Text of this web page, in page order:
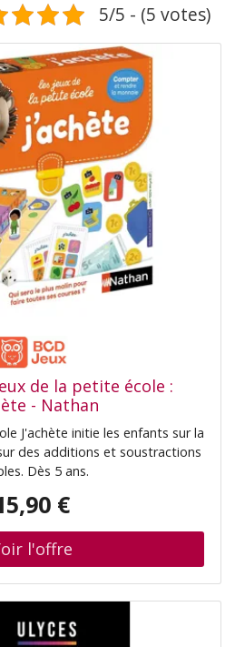
5/5 - (5 votes)
de la petite école :
- Nathan
J'achète initie les enfants sur la
des additions et soustractions
Dès 5 ans.
€